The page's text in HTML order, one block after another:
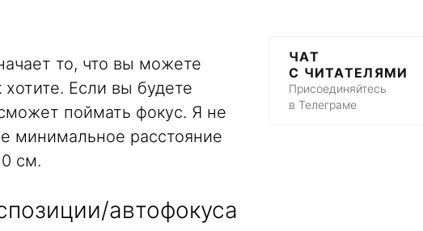
то, что вы можете
Если вы будете
поймать фокус. Я не
минимальное расстояние
см.
автофокуса
ЧАТ
С ЧИТАТЕЛЯМИ
Присоединяйтесь
в Телеграме